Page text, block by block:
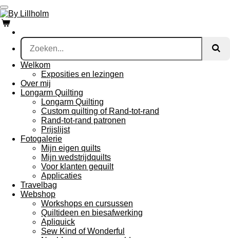
Ga
direct
naar
de
hoofdinhoud
Welkom
Exposities en lezingen
Over mij
Longarm Quilting
Longarm Quilting
Custom quilting of Rand-tot-rand
Rand-tot-rand patronen
Prijslijst
Fotogalerie
Mijn eigen quilts
Mijn wedstrijdquilts
Voor klanten gequilt
Applicaties
Travelbag
Webshop
Workshops en cursussen
Quiltideen en biesafwerking
Apliquick
Sew Kind of Wonderful